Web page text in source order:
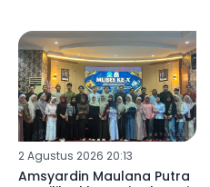
2 Agustus 2026 20:13
Amsyardin Maulana Putra